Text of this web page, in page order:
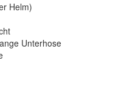
Helm)
Unterhose